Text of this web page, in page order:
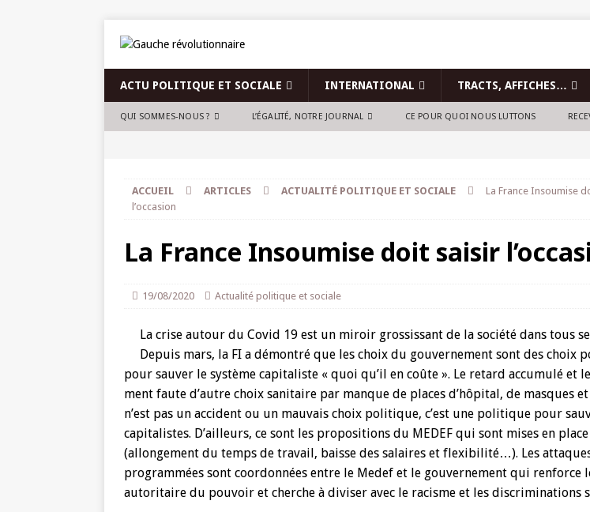
ACTU POLITIQUE ET SOCIALE INTERNATIONAL TRACTS, AFFICHES…
QUI SOMMES-NOUS ? L’ÉGALITÉ, NOTRE JOURNAL CE POUR QUOI NOUS LUTTONS
ACCUEIL ARTICLES ACTUALITÉ POLITIQUE ET SOCIALE
La France Insoumise
l’occasion
La France Insoumise doit saisir
19/08/2020 Actualité politique et sociale
La crise autour du Covid 19 est un miroir grossissant de la société dans tous
Depuis mars, la FI a démontré que les choix du gouvernement sont des choix
pour sauver le système capitaliste « quoi qu’il en coûte ». Le retard accumulé et
ment faute d’autre choix sanitaire par manque de places d’hôpital, de masques
n’est pas un accident ou un mauvais choix politique, c’est une politique pour
capitalistes. D’ailleurs, ce sont les propositions du MEDEF qui sont mises en place
(allongement du temps de travail, baisse des salaires et flexibilité…). Les
programmées sont coordonnées entre le Medef et le gouvernement qui renforce
autoritaire du pouvoir et cherche à diviser avec le racisme et les discriminations